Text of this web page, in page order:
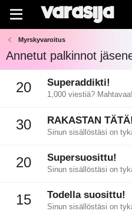
Myrskyvaroitus
Annetut palkinnot
20 Superaddikti!
1,000 viestiä? Mahtavaa!
30 RAKASTAN TÄTÄ!
Sinun sisällöstäsi on
20 Supersuosittu!
Sinun sisällöstäsi on
15 Todella suosittu!
Sinun sisällöstäsi on